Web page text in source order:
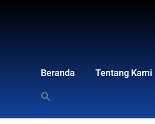
Beranda Tentang Kami